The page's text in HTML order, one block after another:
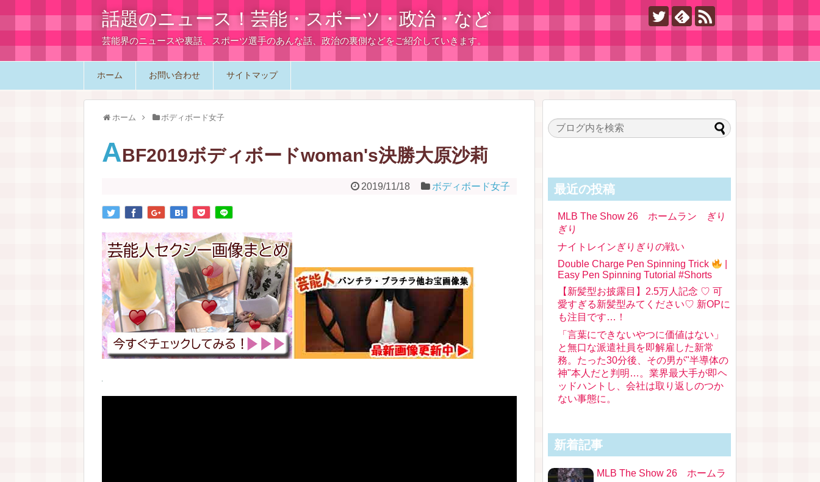
話題のニュース！芸能・スポーツ・政治・など
芸能界のニュースや裏話、スポーツ選手のあんな話、政治の裏側などをご紹介していきます。
ホーム お問い合わせ サイトマップ
ホーム ボディボード女子
ABF2019ボディボードwoman's決勝大原沙莉
2019/11/18 ボディボード女子 最近の投稿
MLB The Show 26 ホームラン ぎり
ぎり
ナイトレインぎりぎりの戦い
Double Charge Pen Spinning Trick
Easy Pen Spinning Tutorial #Shorts
【新髪型お披露目】2.5万人記念 ♡ 可
愛すぎる新髪型みてください♡ 新OPに
も注目です…！
「言葉にできないやつに価値はない」
と無口な派遣社員を即解雇した新常
務。たった30分後、その男が"半導体の
神"本人だと判明…。業界最大手が即ヘ
ッドハントし、会社は取り返しのつか
ない事態に。
新着記事
MLB The Show 26 ホームラ